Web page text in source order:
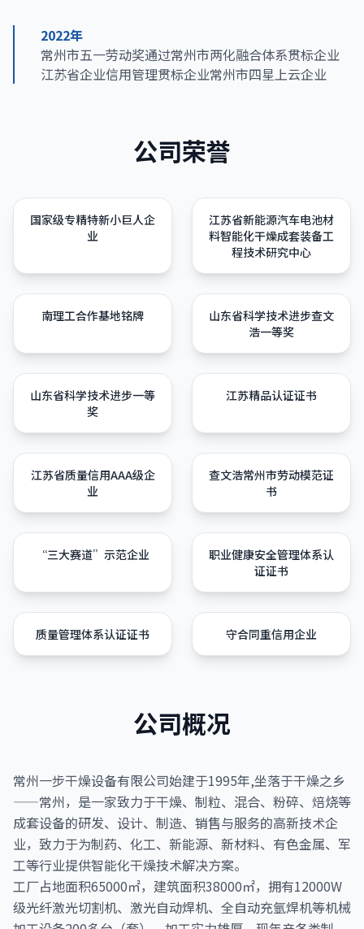
2022年
常州市五一劳动奖通过常州市两化融合体系贯标企业
江苏省企业信用管理贯标企业常州市四星上云企业
公司荣誉
国家级专精特新小巨人企
业
江苏省新能源汽车电池材
料智能化干燥成套装备工
程技术研究中心
南理工合作基地铭牌
山东省科学技术进步查文
浩一等奖
山东省科学技术进步一等
奖
江苏精品认证证书
江苏省质量信用AAA级企
业
查文浩常州市劳动模范证
书
“三大赛道”示范企业
职业健康安全管理体系认
证证书
质量管理体系认证证书 守合同重信用企业
公司概况
常州一步干燥设备有限公司始建于1995年,坐落于干燥之乡
——常州，是一家致力于干燥、制粒、混合、粉碎、焙烧等
成套设备的研发、设计、制造、销售与服务的高新技术企
业，致力于为制药、化工、新能源、新材料、有色金属、军
工等行业提供智能化干燥技术解决方案。
工厂占地面积65000㎡，建筑面积38000㎡，拥有12000W
级光纤激光切割机、激光自动焊机、全自动充氩焊机等机械